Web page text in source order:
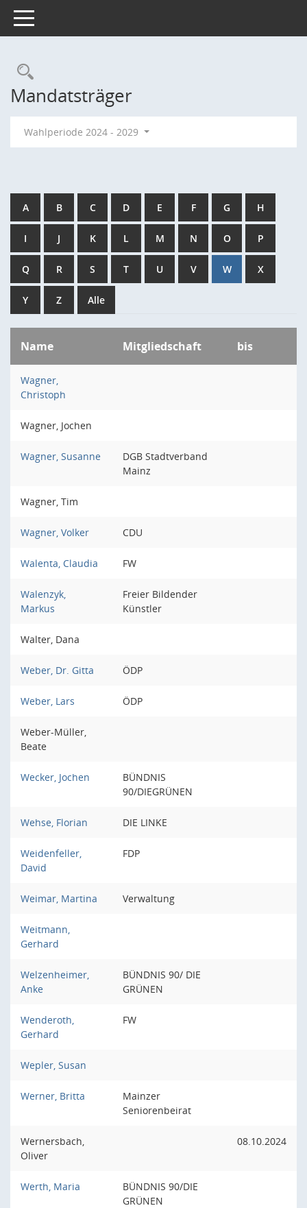
Toggle navigation
Rechercheauswahl
Mandatsträger
Wahlperiode 2024 - 2029
A B C D E F G H
I J K L M N O P
Q R S T U V W X
Y Z Alle
Name Mitgliedschaft bis
Wagner,
Christoph
Wagner, Jochen
Wagner, Susanne
DGB Stadtverband
Mainz
Wagner, Tim
Wagner, Volker CDU
Walenta, Claudia FW
Walenzyk,
Markus
Freier Bildender
Künstler
Walter, Dana
Weber, Dr. Gitta ÖDP
Weber, Lars ÖDP
Weber-Müller,
Beate
Wecker, Jochen
BÜNDNIS
90/DIEGRÜNEN
Wehse, Florian DIE LINKE
Weidenfeller,
David
FDP
Weimar, Martina Verwaltung
Weitmann,
Gerhard
Welzenheimer,
Anke
BÜNDNIS 90/ DIE
GRÜNEN
Wenderoth,
Gerhard
FW
Wepler, Susan
Werner, Britta
Mainzer
Seniorenbeirat
Wernersbach,
Oliver
08.10.2024
Werth, Maria
BÜNDNIS 90/DIE
GRÜNEN